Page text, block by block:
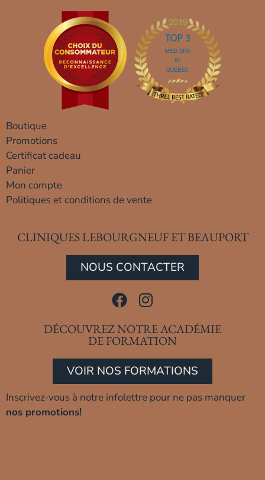
Boutique
Promotions
Certificat cadeau
Panier
Mon compte
Politiques et conditions de vente
CLINIQUES LEBOURGNEUF ET BEAUPORT
NOUS CONTACTER
DÉCOUVREZ NOTRE ACADÉMIE
DE FORMATION
VOIR NOS FORMATIONS
Inscrivez-vous à notre infolettre pour ne pas manquer
nos promotions!